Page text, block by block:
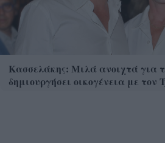
Κασσελάκης: Μιλά ανοιχτά για
δημιουργήσει οικογένεια με τον